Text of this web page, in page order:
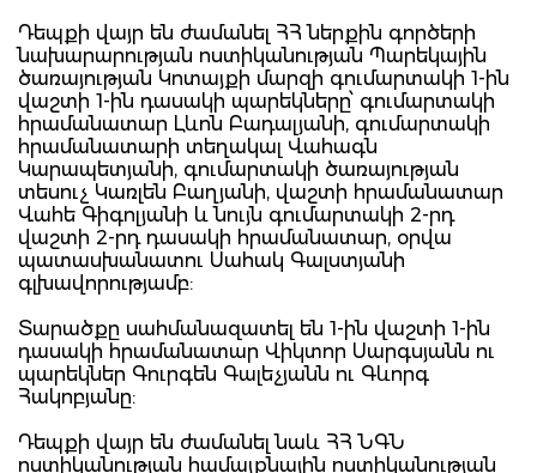
Դեպքի վայր են ժամանել ՀՀ ներքին գործերի
նախարարության ոստիկանության Պարեկային
ծառայության Կոտայքի մարզի գումարտակի 1-ին
վաշտի 1-ին դասակի պարեկները՝ գումարտակի
հրամանատար Լևոն Բադալյանի, գումարտակի
հրամանատարի տեղակալ Վահագն
Կարապետյանի, գումարտակի ծառայության
տեսուչ Կառլեն Բաղյանի, վաշտի հրամանատար
Վահե Գիգոլյանի և նույն գումարտակի 2-րդ
վաշտի 2-րդ դասակի հրամանատար, օրվա
պատասխանատու Սահակ Գալստյանի
գլխավորությամբ:
Տարածքը սահմանազատել են 1-ին վաշտի 1-ին
դասակի հրամանատար Վիկտոր Սարգսյանն ու
պարեկներ Գուրգեն Գալեչյանն ու Գևորգ
Հակոբյանը:
Դեպքի վայր են ժամանել նաև ՀՀ ՆԳՆ
ոստիկանության համայքնային ոստիկանության